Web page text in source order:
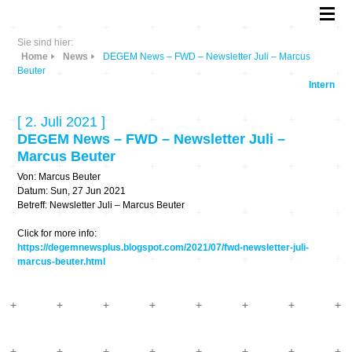
Sie sind hier:
Home
News
DEGEM News – FWD – Newsletter Juli – Marcus
Beuter
Intern
[ 2. Juli 2021 ]
DEGEM News – FWD – Newsletter Juli –
Marcus Beuter
Von: Marcus Beuter
Datum: Sun, 27 Jun 2021
Betreff: Newsletter Juli – Marcus Beuter
Click for more info:
https://degemnewsplus.blogspot.com/2021/07/fwd-newsletter-juli-
marcus-beuter.html